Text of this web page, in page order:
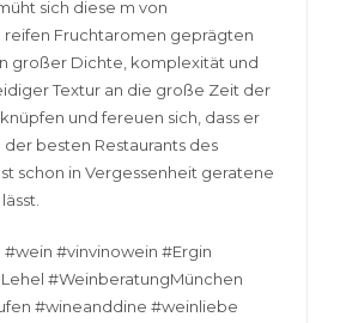
sich diese m von
reifen Fruchtaromen geprägten
großer Dichte, komplexität und
Textur an die große Zeit der
und fereuen sich, dass er
besten Restaurants des
schon in Vergessenheit geratene
#vinvinowein #Ergin
#WeinberatungMünchen
#wineanddine #weinliebe